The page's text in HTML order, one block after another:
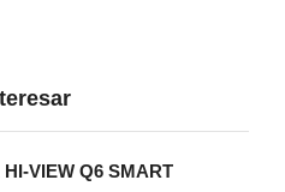
HI-VIEW Q6 SMART